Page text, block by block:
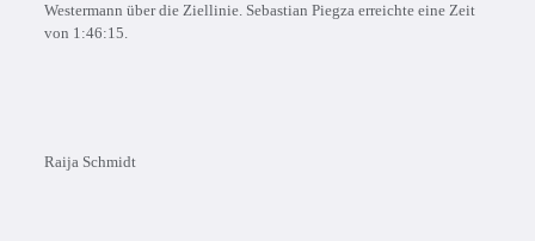
Westermann über die Ziellinie. Sebastian Piegza erreichte eine Zeit
von 1:46:15.
Raija Schmidt